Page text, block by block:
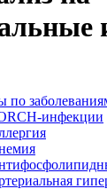
по
инфекции